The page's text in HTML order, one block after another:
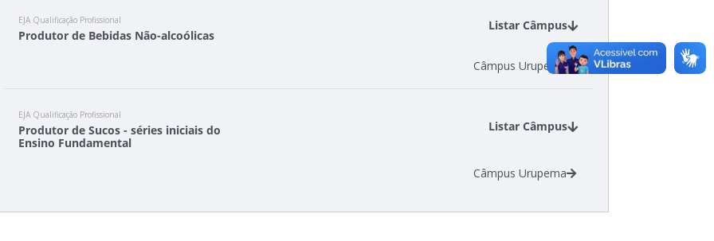
EJA Qualificação Profissional
Produtor de Bebidas Não-alcoólicas
Listar Câmpus
Câmpus Urupema
EJA Qualificação Profissional
Produtor de Sucos - séries iniciais do
Ensino Fundamental
Listar Câmpus
Câmpus Urupema